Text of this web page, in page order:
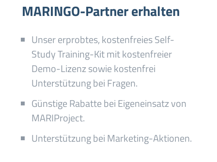
MARINGO-Partner erhalten
Unser erprobtes, kostenfreies Self-
Study Training-Kit mit kostenfreier
Demo-Lizenz sowie kostenfrei
Unterstützung bei Fragen.
Günstige Rabatte bei Eigeneinsatz von
MARIProject.
Unterstützung bei Marketing-Aktionen.